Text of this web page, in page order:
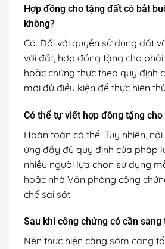
Hợp đồng cho tặng đất có bắt
không?
Có. Đối với quyền sử dụng đất
với đất, hợp đồng tặng cho
hoặc chứng thực theo quy định
mới đủ điều kiện để thực hiện
Có thể tự viết hợp đồng tặng
Hoàn toàn có thể. Tuy nhiên,
ứng đầy đủ quy định của pháp
nhiều người lựa chọn sử dụng
hoặc nhờ Văn phòng công
chế sai sót.
Sau khi công chứng có cần sang
Nên thực hiện càng sớm càng